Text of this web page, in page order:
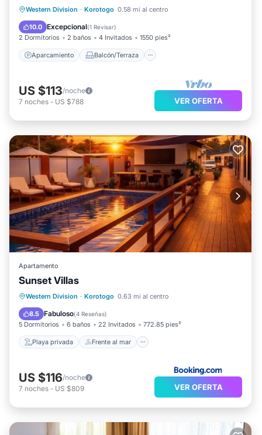
Western Division · Korotogo 0.58 mi al centro
10.0 Excepcional(1 Revisar)
2 Dormitorios 2 baños 4 Invitados 1550 pies²
Aparcamiento Balcón/Terraza
Aparcamiento
Balcón/Terraza
Cocina
Aire acondicionado
US $113/noche
7 noches - US $788 VER OFERTA
Apartamento
Sunset Villas
Western Division · Korotogo 0.63 mi al centro
8.5 Fabuloso(4 Reseñas)
5 Dormitorios 6 baños 22 Invitados 772.85 pies²
Playa privada Frente al mar
Playa privada
Frente al mar
Desayuno
US $116/noche
7 noches - US $809 VER OFERTA